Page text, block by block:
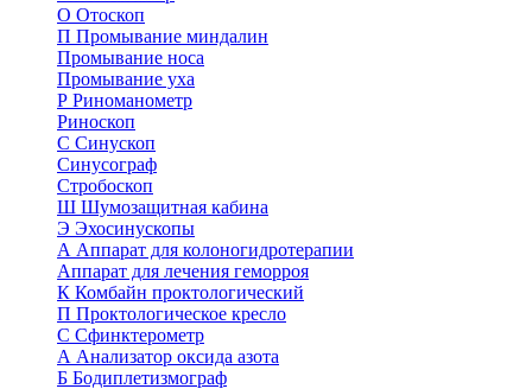
О Отоскоп
П Промывание миндалин
Промывание носа
Промывание уха
Р Риноманометр
Риноскоп
С Синускоп
Синусограф
Стробоскоп
Ш Шумозащитная кабина
Э Эхосинускопы
А Аппарат для колоногидротерапии
Аппарат для лечения геморроя
К Комбайн проктологический
П Проктологическое кресло
С Сфинктерометр
А Анализатор оксида азота
Б Бодиплетизмограф